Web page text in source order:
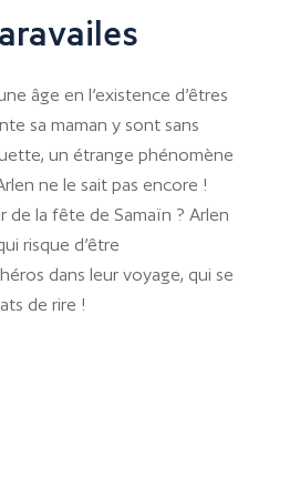
âge en l’existence d’êtres
sa maman y sont sans
un étrange phénomène
ne le sait pas encore !
de la fête de Samaïn ? Arlen
risque d’être
dans leur voyage, qui se
de rire !